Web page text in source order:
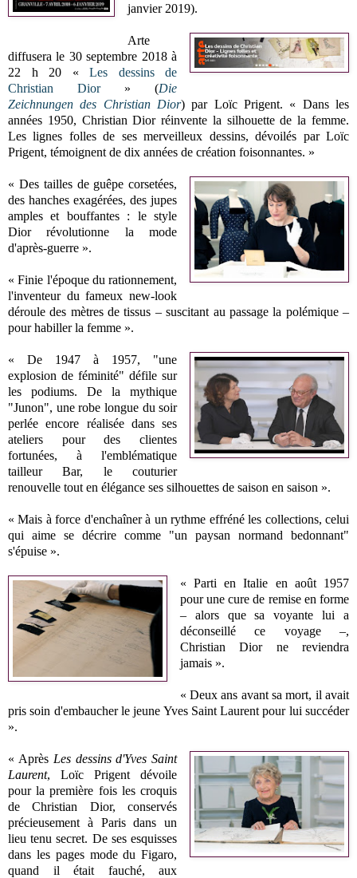
janvier 2019).
Arte
diffusera le 30 septembre 2018 à
22 h 20 «Les dessins de
Christian Dior» (Die
Zeichnungen des Christian Dior) par Loïc Prigent. « Dans les
années 1950, Christian Dior réinvente la silhouette de la femme.
Les lignes folles de ses merveilleux dessins, dévoilés par Loïc
Prigent, témoignent de dix années de création foisonnantes. »
« Des tailles de guêpe corsetées,
des hanches exagérées, des jupes
amples et bouffantes : le style
Dior révolutionne la mode
d'après-guerre ».
« Finie l'époque du rationnement,
l'inventeur du fameux new-look
déroule des mètres de tissus – suscitant au passage la polémique –
pour habiller la femme ».
« De 1947 à 1957, "une
explosion de féminité" défile sur
les podiums. De la mythique
"Junon", une robe longue du soir
perlée encore réalisée dans ses
ateliers pour des clientes
fortunées, à l'emblématique
tailleur Bar, le couturier
renouvelle tout en élégance ses silhouettes de saison en saison ».
« Mais à force d'enchaîner à un rythme effréné les collections, celui
qui aime se décrire comme "un paysan normand bedonnant"
s'épuise ».
« Parti en Italie en août 1957
pour une cure de remise en forme
– alors que sa voyante lui a
déconseillé ce voyage –,
Christian Dior ne reviendra
jamais ».
« Deux ans avant sa mort, il avait
pris soin d'embaucher le jeune Yves Saint Laurent pour lui succéder
».
« Après Les dessins d'Yves Saint
Laurent, Loïc Prigent dévoile
pour la première fois les croquis
de Christian Dior, conservés
précieusement à Paris dans un
lieu tenu secret. De ses esquisses
dans les pages mode du Figaro,
quand il était fauché, aux